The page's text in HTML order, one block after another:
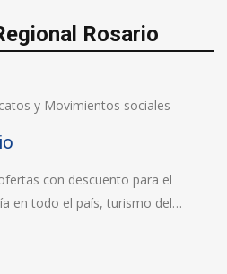
Rosario
y Movimientos sociales
con descuento para el
en todo el país, turismo del…